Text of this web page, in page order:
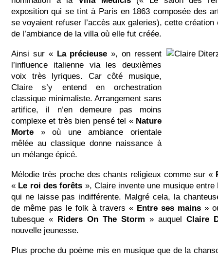
exposition qui se tint à Paris en 1863 composée des
se voyaient refuser l’accès aux galeries), cette
de l’ambiance de la villa où elle fut créée.
Ainsi sur « La précieuse», on ressent
l’influence italienne via les deuxièmes
voix très lyriques. Car côté musique,
Claire s’y entend en orchestration
classique minimaliste. Arrangement sans
artifice, il n’en demeure pas moins
complexe et très bien pensé tel « Nature
Morte » où une ambiance orientale
mêlée au classique donne naissance à
un mélange épicé.
Mélodie très proche des chants religieux comme sur «
« Le roi des forêts », Claire invente une musique entre
qui ne laisse pas indifférente. Malgré cela, la
de même pas le folk à travers « Entre ses mains »
tubesque « Riders On The Storm » auquel Claire
nouvelle jeunesse.
Plus proche du poème mis en musique que de la